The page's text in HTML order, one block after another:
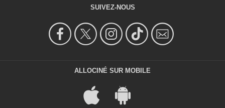
SUIVEZ-NOUS
ALLOCINÉ SUR MOBILE